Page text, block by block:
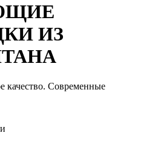
ИЗ
качество. Современные